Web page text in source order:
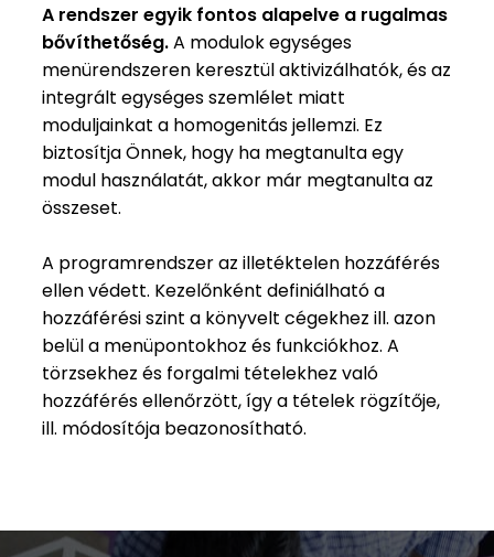
A rendszer egyik fontos alapelve a rugalmas
bővíthetőség.A modulok egységes
menürendszeren keresztül aktivizálhatók, és az
integrált egységes szemlélet miatt
moduljainkat a homogenitás jellemzi. Ez
biztosítja Önnek, hogy ha megtanulta egy
modul használatát, akkor már megtanulta az
összeset.
A programrendszer az illetéktelen hozzáférés
ellen védett. Kezelőnként definiálható a
hozzáférési szint a könyvelt cégekhez ill. azon
belül a menüpontokhoz és funkciókhoz. A
törzsekhez és forgalmi tételekhez való
hozzáférés ellenőrzött, így a tételek rögzítője,
ill. módosítója beazonosítható.